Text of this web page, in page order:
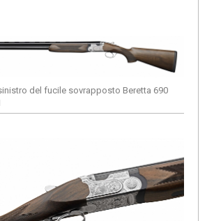
del fucile sovrapposto Beretta 690